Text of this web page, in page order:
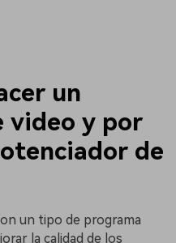
un
video y por
de
un tipo de programa
la calidad de los